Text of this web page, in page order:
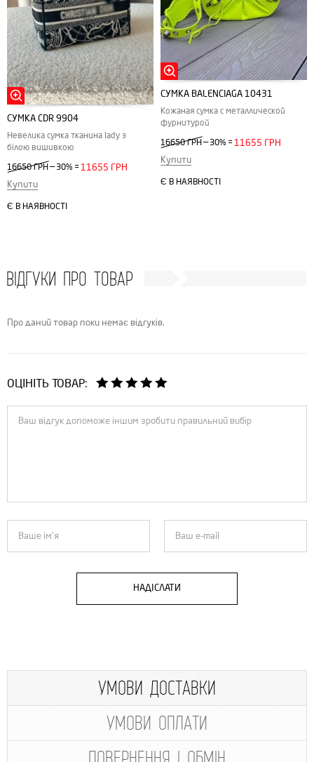
СУМКА CDR 9904
Невелика сумка тканина lady з
білою вишивкою
16650 ГРН— 30% = 11655 ГРН
Купити
Є В НАЯВНОСТІ
СУМКА BALENCIAGA 10431
Кожаная сумка с металлической
фурнитурой
16650 ГРН — 30% = 11655 ГРН
Купити
Є В НАЯВНОСТІ
ВІДГУКИ ПРО ТОВАР
Про даний товар поки немає відгуків.
ОЦІНІТЬ ТОВАР:
НАДІСЛАТИ
УМОВИ ДОСТАВКИ
УМОВИ ОПЛАТИ